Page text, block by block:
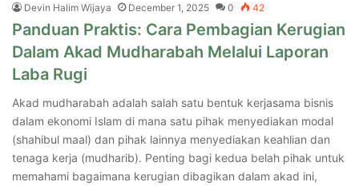
Devin Halim Wijaya December 1, 2025 0 42
Panduan Praktis: Cara Pembagian Kerugian
Dalam Akad Mudharabah Melalui Laporan
Laba Rugi
Akad mudharabah adalah salah satu bentuk kerjasama bisnis
dalam ekonomi Islam di mana satu pihak menyediakan modal
(shahibul maal) dan pihak lainnya menyediakan keahlian dan
tenaga kerja (mudharib). Penting bagi kedua belah pihak untuk
memahami bagaimana kerugian dibagikan dalam akad ini,